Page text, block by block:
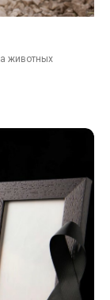
животных